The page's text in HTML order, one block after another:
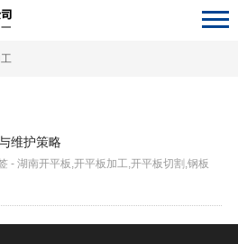
维护策略
- 湖南开平板,开平板加工,开平板切割,钢板